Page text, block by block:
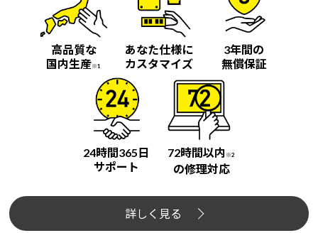
高品質な
国内生産※1
あなた仕様に
カスタマイズ
3年間の
無償保証
24時間365日
サポート
72時間以内 ※2
の修理対応
詳しく見る